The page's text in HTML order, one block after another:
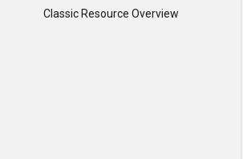
Classic Resource Overview